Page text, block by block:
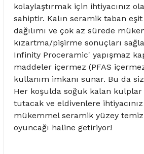
kolaylaştırmak için ihtiyacınız
sahiptir. Kalın seramik taban eşit
dağılımı ve çok az sürede
kızartma/pişirme sonuçları
Infinity Proceramic' yapışmaz
maddeler içermez (PFAS
kullanım imkanı sunar. Bu da
Her koşulda soğuk kalan kulplar
tutacak ve eldivenlere
mükemmel seramik yüzey
oyuncağı haline getiriyor!